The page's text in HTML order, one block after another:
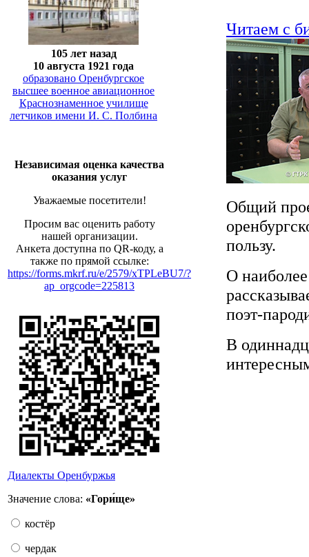
105 лет назад
10 августа 1921 года
образовано Оренбургское
высшее военное авиационное
Краснознаменное училище
летчиков имени И. С. Полбина
Независимая оценка качества
оказания услуг
Уважаемые посетители!
Просим вас оценить работу
нашей организации.
Анкета доступна по QR-коду, а
также по прямой ссылке:
https://forms.mkrf.ru/e/2579/xTPLeBU7/?
ap_orgcode=225813
Диалекты Оренбуржья
Значение слова: «Гори́ще»
костёр
чердак
Читаем с
Общий
пользу.
О
поэт-
В